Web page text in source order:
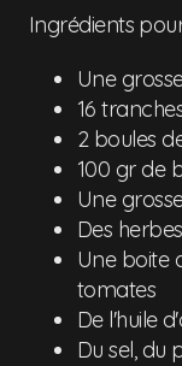
Ingrédients
Une
16
2 boules
100 gr de
Une
Des
Une boite
tomates
De l'huile
Du sel, du